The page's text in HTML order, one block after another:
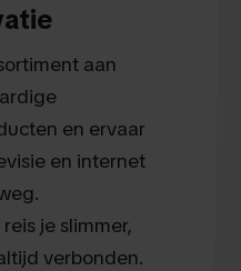
aan
en ervaar
en internet
je slimmer,
verbonden.